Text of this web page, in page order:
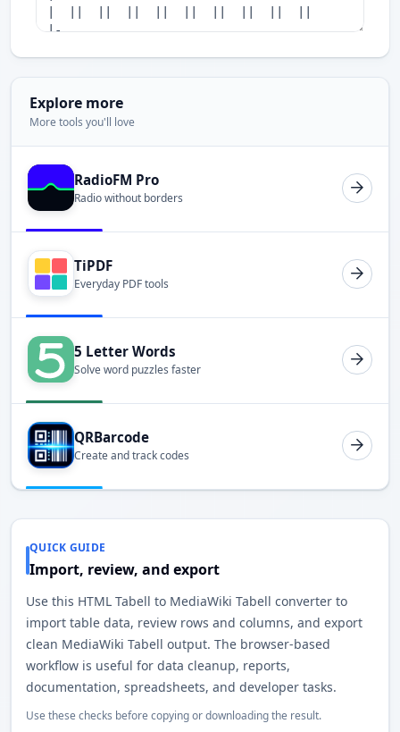
Explore more
More tools you'll love
RadioFM Pro
Radio without borders
TiPDF
Everyday PDF tools
5 Letter Words
Solve word puzzles faster
QRBarcode
Create and track codes
QUICK GUIDE
Import, review, and export
Use this HTML Tabell to MediaWiki Tabell converter to
import table data, review rows and columns, and export
clean MediaWiki Tabell output. The browser-based
workflow is useful for data cleanup, reports,
documentation, spreadsheets, and developer tasks.
Use these checks before copying or downloading the result.